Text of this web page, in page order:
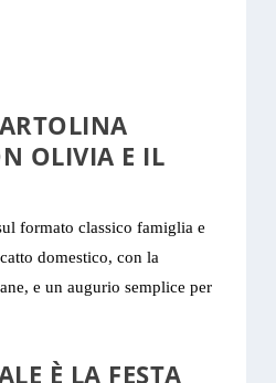
OLIVIA E IL
formato classico famiglia e
domestico, con la
e un augurio semplice per
È LA FESTA